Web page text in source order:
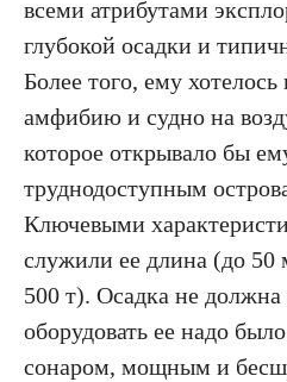
всеми атрибутами
глубокой осадки и
Более того, ему
амфибию и судно на
которое открывало бы
труднодоступным
Ключевыми
служили ее длина (до
500 т). Осадка не
оборудовать ее надо
сонаром, мощным и